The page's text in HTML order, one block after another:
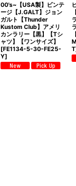
00's~【USA製】ビンテ
ージ【J.GALT】ジョン
ガルト【Thunder
Kustom Club】アメリ
カンラリー【黒】【Tシ
ャツ】【ワンサイズ】
[FE1134-5-30-FE25-
Y]
T